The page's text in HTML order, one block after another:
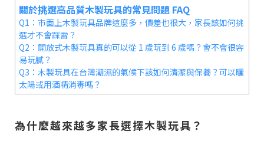
關於挑選高品質木製玩具的常見問題 FAQ
Q1：市面上木製玩具品牌這麼多，價差也很大，家長該如何挑
選才不會踩雷？
Q2：開放式木製玩具真的可以從 1 歲玩到 6 歲嗎？會不會很容
易玩膩？
Q3：木製玩具在台灣潮濕的氣候下該如何清潔與保養？可以曬
太陽或用酒精消毒嗎？
為什麼越來越多家長選擇木製玩具？